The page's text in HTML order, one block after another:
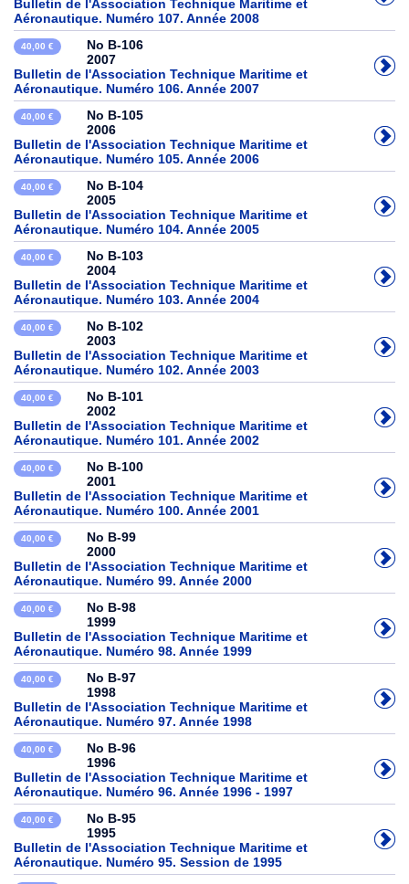
Bulletin de l'Association Technique Maritime et
Aéronautique. Numéro 107. Année 2008
40,00 €
No B-106
2007
Bulletin de l'Association Technique Maritime et
Aéronautique. Numéro 106. Année 2007
40,00 €
No B-105
2006
Bulletin de l'Association Technique Maritime et
Aéronautique. Numéro 105. Année 2006
40,00 €
No B-104
2005
Bulletin de l'Association Technique Maritime et
Aéronautique. Numéro 104. Année 2005
40,00 €
No B-103
2004
Bulletin de l'Association Technique Maritime et
Aéronautique. Numéro 103. Année 2004
40,00 €
No B-102
2003
Bulletin de l'Association Technique Maritime et
Aéronautique. Numéro 102. Année 2003
40,00 €
No B-101
2002
Bulletin de l'Association Technique Maritime et
Aéronautique. Numéro 101. Année 2002
40,00 €
No B-100
2001
Bulletin de l'Association Technique Maritime et
Aéronautique. Numéro 100. Année 2001
40,00 €
No B-99
2000
Bulletin de l'Association Technique Maritime et
Aéronautique. Numéro 99. Année 2000
40,00 €
No B-98
1999
Bulletin de l'Association Technique Maritime et
Aéronautique. Numéro 98. Année 1999
40,00 €
No B-97
1998
Bulletin de l'Association Technique Maritime et
Aéronautique. Numéro 97. Année 1998
40,00 €
No B-96
1996
Bulletin de l'Association Technique Maritime et
Aéronautique. Numéro 96. Année 1996 - 1997
40,00 €
No B-95
1995
Bulletin de l'Association Technique Maritime et
Aéronautique. Numéro 95. Session de 1995